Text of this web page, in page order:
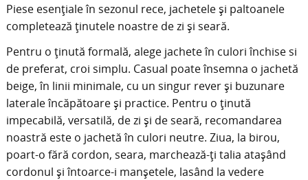
Piese esențiale în sezonul rece, jachetele și paltoanele
completează ținutele noastre de zi și seară.
Pentru o ținută formală, alege jachete în culori închise si
de preferat, croi simplu. Casual poate însemna o jachetă
beige, în linii minimale, cu un singur rever și buzunare
laterale încăpătoare și practice. Pentru o ținută
impecabilă, versatilă, de zi și de seară, recomandarea
noastră este o jachetă în culori neutre. Ziua, la birou,
poart-o fără cordon, seara, marchează-ți talia atașând
cordonul și întoarce-i manșetele, lasând la vedere